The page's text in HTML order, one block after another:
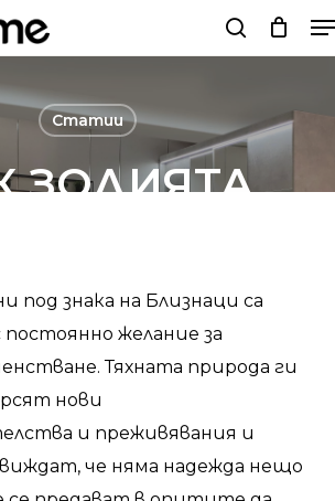
Статии
ЗОДИЯТА
27/05/22 No Comments
под знака на Близнаци са
постоянно желание за
Тяхната природа ги
нови
и преживявания и
че няма надежда нещо